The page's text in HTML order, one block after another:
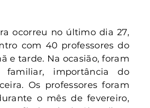
ocorreu no último dia 27,
com 40 professores do
e tarde. Na ocasião, foram
familiar, importância do
Os professores foram
o mês de fevereiro,